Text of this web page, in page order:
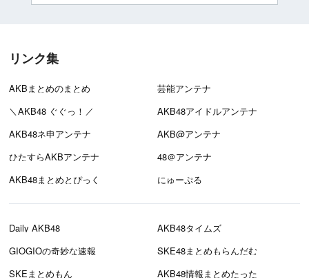
リンク集
AKBまとめのまとめ
芸能アンテナ
＼AKB48 ぐぐっ！／
AKB48アイドルアンテナ
AKB48ネ申アンテナ
AKB@アンテナ
ひたすらAKBアンテナ
48＠アンテナ
AKB48まとめとぴっく
にゅーぷる
Daily AKB48
AKB48タイムズ
GIOGIOの奇妙な速報
SKE48まとめもらんだむ
SKEまとめもん
AKB48情報まとめたった